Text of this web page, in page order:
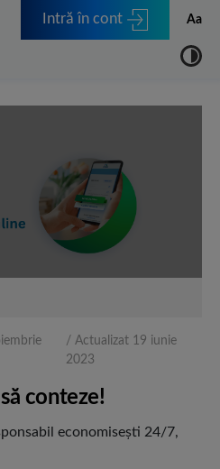
Intră în cont Aa
/ Actualizat 19 iunie
2023
conteze!
economisești 24/7,